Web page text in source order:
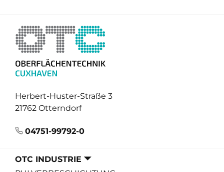
Herbert-Huster-Straße 3
21762 Otterndorf
04751-99792-0
OTC INDUSTRIE